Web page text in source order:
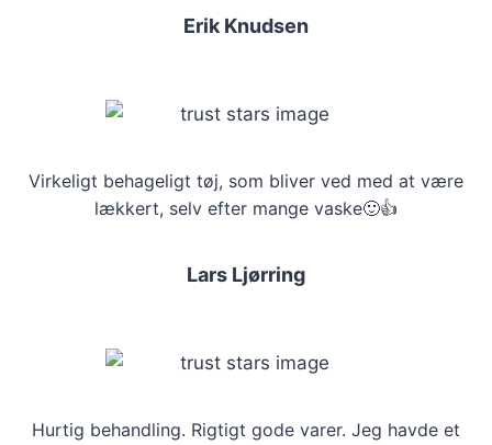
Erik Knudsen
Virkeligt behageligt tøj, som bliver ved med at være
lækkert, selv efter mange vaske🙂👍
Lars Ljørring
Hurtig behandling. Rigtigt gode varer. Jeg havde et